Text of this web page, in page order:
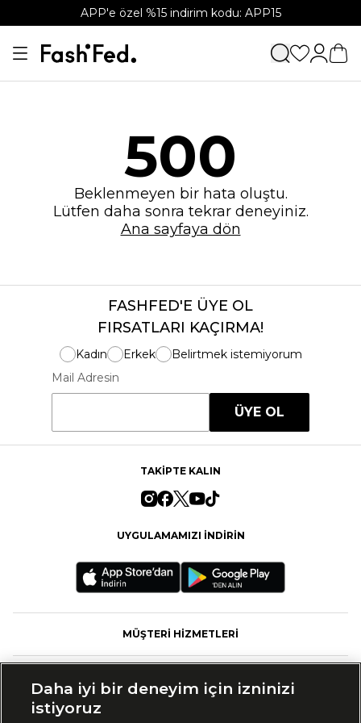
APP'e özel %15 indirim kodu: APP15
500
Beklenmeyen bir hata oluştu.
Lütfen daha sonra tekrar deneyiniz.
Ana sayfaya dön
FASHFED'E ÜYE OL
FIRSATLARI KAÇIRMA!
Kadın Erkek
Belirtmek istemiyorum
Mail Adresin
ÜYE OL
TAKİPTE KALIN
UYGULAMAMIZI İNDİRİN
MÜŞTERİ HİZMETLERİ
Daha iyi bir deneyim için izninizi
istiyoruz